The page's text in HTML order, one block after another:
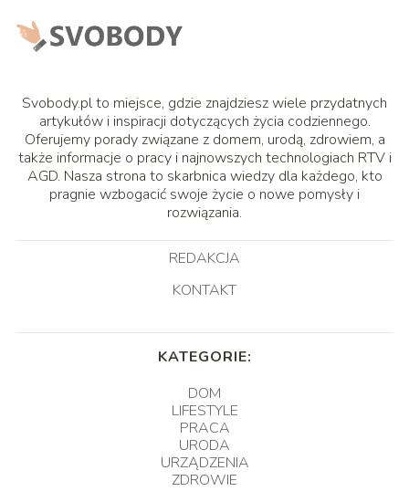
Svobody.pl to miejsce, gdzie znajdziesz wiele przydatnych
artykułów i inspiracji dotyczących życia codziennego.
Oferujemy porady związane z domem, urodą, zdrowiem, a
także informacje o pracy i najnowszych technologiach RTV i
AGD. Nasza strona to skarbnica wiedzy dla każdego, kto
pragnie wzbogacić swoje życie o nowe pomysły i
rozwiązania.
REDAKCJA
KONTAKT
KATEGORIE:
DOM
LIFESTYLE
PRACA
URODA
URZĄDZENIA
ZDROWIE